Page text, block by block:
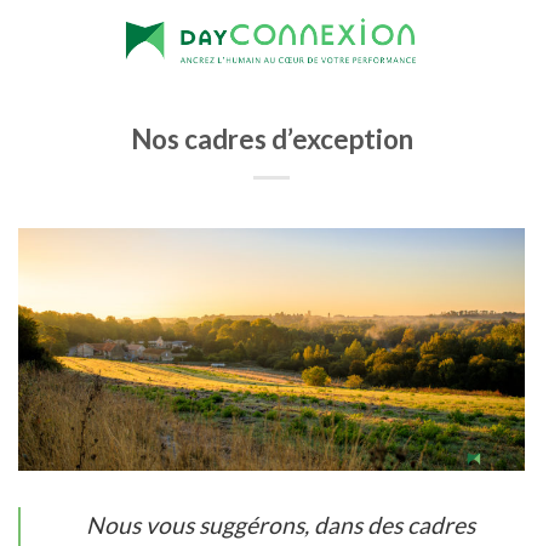
Nos cadres d’exception
Nous vous suggérons, dans des cadres